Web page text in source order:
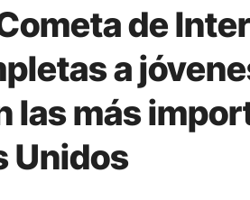
de
a
las más
Unidos